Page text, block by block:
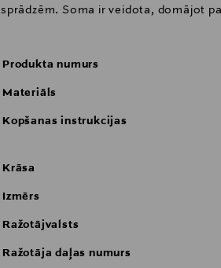
sprādzēm. Soma ir veidota, domājot
Produkta numurs
Materiāls
Kopšanas instrukcijas
Krāsa
Izmērs
Ražotājvalsts
Ražotāja daļas numurs